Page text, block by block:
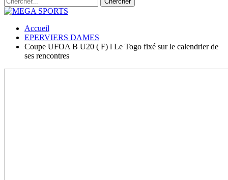
Accueil
EPERVIERS DAMES
Coupe UFOA B U20 ( F) l Le Togo fixé sur le calendrier de
ses rencontres